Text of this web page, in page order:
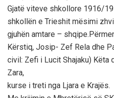
Gjatë viteve shkollore 1916/
shkollën e Trieshit mësimi
gjuhën amtare –
Kërstiq, Josip- Zef Rela dhe
civil: Zefi i Lucit Shajaku) Këta
Zara,
kurse i treti nga Ljara e Krajës.